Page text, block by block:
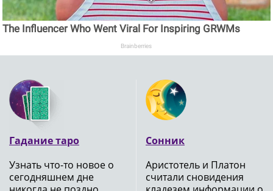
The Influencer Who Went Viral For Inspiring GRWMs
Brainberries
Гадание таро
Узнать что-то новое о
сегодняшнем дне
Сонник
Аристотель и Платон
считали сновидения